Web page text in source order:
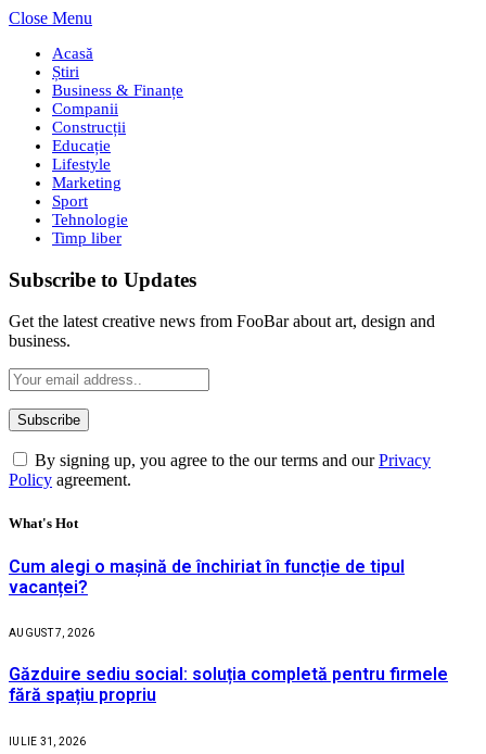
Close Menu
Acasă
Știri
Business & Finanțe
Companii
Construcții
Educație
Lifestyle
Marketing
Sport
Tehnologie
Timp liber
Subscribe to Updates
Get the latest creative news from FooBar about art, design and
business.
By signing up, you agree to the our terms and ourPrivacy
Policy agreement.
What's Hot
Cum alegi o mașină de închiriat în funcție de tipul
vacanței?
AUGUST 7, 2026
Găzduire sediu social: soluția completă pentru firmele
fără spațiu propriu
IULIE 31, 2026